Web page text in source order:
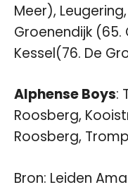
Meer),
Groenendijk
Kessel(76. De
Alphense Boys:
Roosberg,
Roosberg,
Bron: Leiden